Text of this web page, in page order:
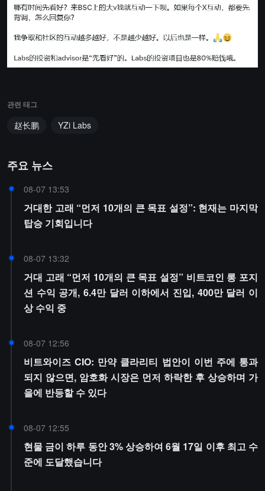
관련 태그
赵长鹏 YZi Labs
주요 뉴스
08-07 13:53
거대한 고래 “먼저 10개의 큰 목표 설정”: 현재는 마지막
탑승 기회입니다
08-07 13:32
거대 고래 “먼저 10개의 큰 목표 설정” 비트코인 롱 포지
션 수익 공개, 6.4만 달러 이하에서 진입, 400만 달러 이
상 수익 중
08-07 12:56
비트와이즈 CIO: 만약 클라리티 법안이 이번 주에 통과
되지 않으면, 암호화 시장은 먼저 하락한 후 상승하며 가
을에 반등할 수 있다
08-07 12:55
현물 금이 하루 동안 3% 상승하여 6월 17일 이후 최고 수
준에 도달했습니다